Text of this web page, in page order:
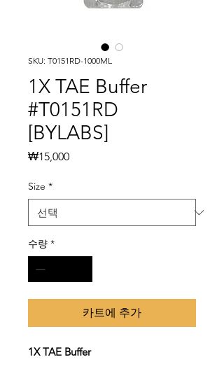
SKU: T0151RD-1000ML
1X TAE Buffer
#T0151RD
[BYLABS]
₩15,000가
Size *
수량 *
카트에 추가
1X TAE Buffer